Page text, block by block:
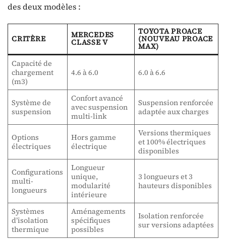
des deux modèles :
CRITÈRE MERCEDES
CLASSE V
TOYOTA PROACE
(NOUVEAU PROACE
MAX)
Capacité de
chargement
(m3)
4.6 à 6.0 6.0 à 6.6
Système de
suspension
Confort avancé
avec suspension
multi-link
Suspension renforcée
adaptée aux charges
Options
électriques
Hors gamme
électrique
Versions thermiques
et 100% électriques
disponibles
Configurations
multi-
longueurs
Longueur
unique,
modularité
intérieure
3 longueurs et 3
hauteurs disponibles
Systèmes
d’isolation
thermique
Aménagements
spécifiques
possibles
Isolation renforcée
sur versions adaptées